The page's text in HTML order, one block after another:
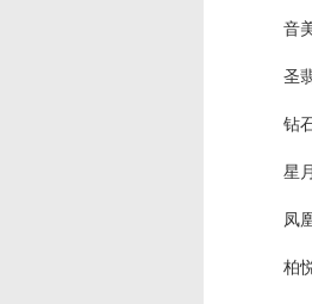
音
圣
钻
星
凤
柏